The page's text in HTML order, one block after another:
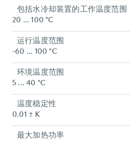
包括水冷却装置的工作温度范围
20 ... 100 °C
运行温度范围
-60 ... 100 °C
环境温度范围
5 ... 40 °C
温度稳定性
0.01 ± K
最大加热功率